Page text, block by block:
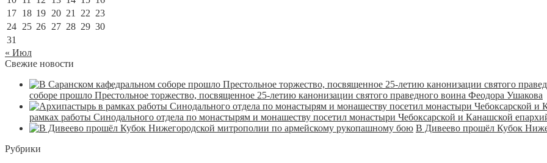
17 18 19 20 21 22 23
24 25 26 27 28 29 30
31
« Июл
Свежие новости
соборе прошло Престольное торжество, посвященное 25-летию канонизации святого праведного воина Феодора Ушакова
рамках работы Синодального отдела по монастырям и монашеству посетил монастыри Чебоксарской и Канашской
В Дивеево прошёл Кубок
Рубрики